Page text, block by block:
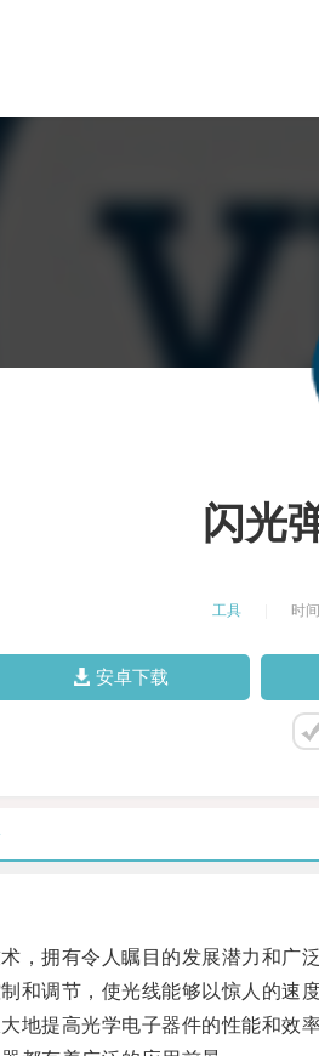
闪光
工具 时
安卓下载
拥有令人瞩目的发展潜力和广泛
调节，使光线能够以惊人的速度
提高光学电子器件的性能和效率